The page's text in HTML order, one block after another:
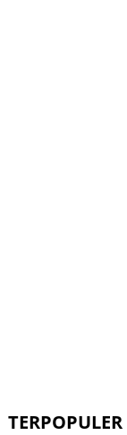
TERPOPULER